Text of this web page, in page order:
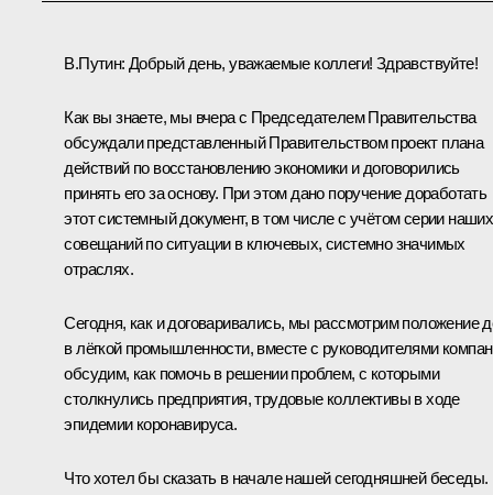
В.Путин: Добрый день, уважаемые коллеги! Здравствуйте!
Как вы знаете, мы вчера с Председателем Правительства
обсуждали представленный Правительством проект плана
действий по восстановлению экономики и договорились
принять его за основу. При этом дано поручение доработать
этот системный документ, в том числе с учётом серии наших
совещаний по ситуации в ключевых, системно значимых
отраслях.
Сегодня, как и договаривались, мы рассмотрим положение
в лёгкой промышленности, вместе с руководителями
обсудим, как помочь в решении проблем, с которыми
столкнулись предприятия, трудовые коллективы в ходе
эпидемии коронавируса.
Что хотел бы сказать в начале нашей сегодняшней беседы.